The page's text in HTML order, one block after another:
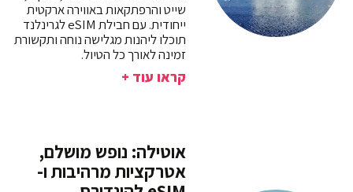
שייט והרפתקאות באווירה ארקטית
ייחודית. עם חבילת eSIM לגרינלנד
תוכלו ליהנות מגלישה נוחה ותקשורת
זמינה לאורך כל הטיול.
קראו עוד +
אוטילה: נופש מושלם,
אטרקציות מרהיבות ו-